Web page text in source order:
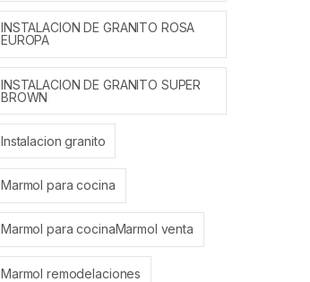
INSTALACION DE GRANITO ROSA
EUROPA
INSTALACION DE GRANITO SUPER
BROWN
Instalacion granito
Marmol para cocina
Marmol para cocinaMarmol venta
Marmol remodelaciones